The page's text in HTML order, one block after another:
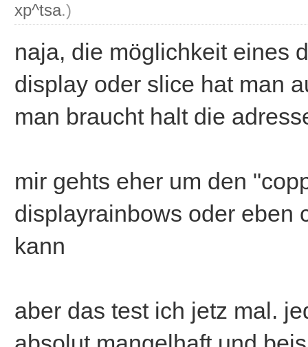
xp^tsa.)
naja, die möglichkeit eines
display oder slice hat man
man braucht halt die
mir gehts eher um den
displayrainbows oder eben
kann
aber das test ich jetz mal.